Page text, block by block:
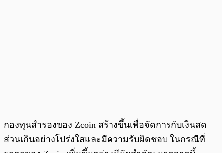
กองทุนสำรองของ Zcoin สร้างขึ้นเพื่อจัดการกับเงินสด
ส่วนเกินอย่างโปร่งใสและมีความรับผิดชอบ ในกรณีที่